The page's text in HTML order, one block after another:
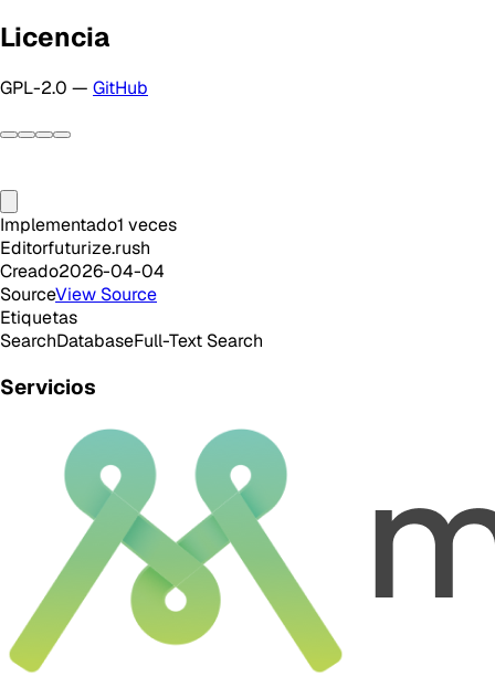
Licencia
GPL-2.0 — GitHub
Implementado1 veces
Editorfuturize.rush
Creado2026-04-04
SourceView Source
Etiquetas
SearchDatabaseFull-Text Search
Servicios